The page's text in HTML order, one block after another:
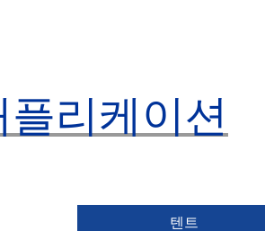
플리케이션
텐트